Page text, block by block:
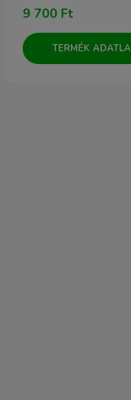
9 700 Ft
TERMÉK